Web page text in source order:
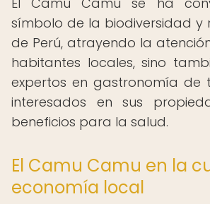
símbolo de la biodiversidad y
de Perú, atrayendo la
habitantes locales, sino
expertos en gastronomía de
interesados en sus
beneficios para la salud.
El Camu Camu en la
economía local